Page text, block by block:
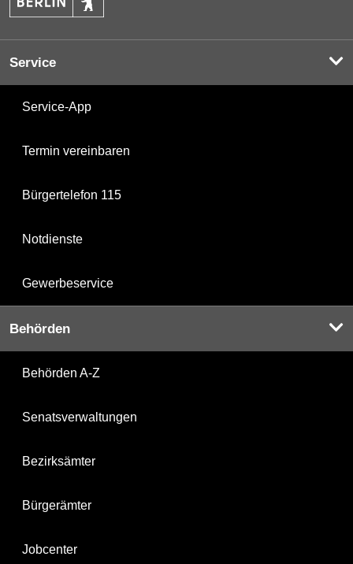
Service
Service-App
Termin vereinbaren
Bürgertelefon 115
Notdienste
Gewerbeservice
Behörden
Behörden A-Z
Senatsverwaltungen
Bezirksämter
Bürgerämter
Jobcenter